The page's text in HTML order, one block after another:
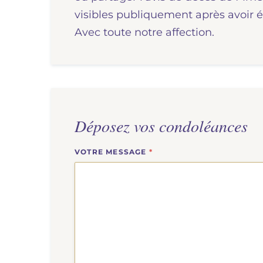
visibles publiquement après avoir
Avec toute notre affection.
Déposez vos condoléances
VOTRE MESSAGE *